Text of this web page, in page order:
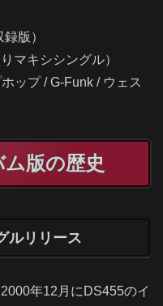
版）
マキシシングル）
ップ / G-Funk / ウェス
版の歴史
ルリリース
年12月にDS455のイ